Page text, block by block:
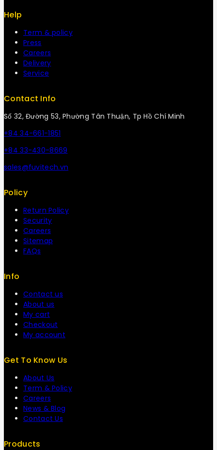
Help
Term & policy
Press
Careers
Delivery
Service
Contact Info
Số 32, Đường 53, Phường Tân Thuận, Tp Hồ Chí Minh
+84 34-661-1851
+84 33-430-8669
sales@fuvitech.vn
Policy
Return Policy
Security
Careers
Sitemap
FAQs
Info
Contact us
About us
My cart
Checkout
My account
Get To Know Us
About Us
Term & Policy
Careers
News & Blog
Contact Us
Products